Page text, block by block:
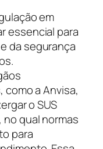
em
essencial para
da segurança
a Anvisa,
o SUS
qual normas
para